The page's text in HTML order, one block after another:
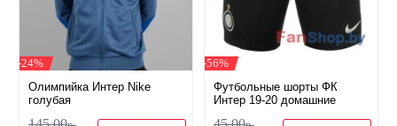
-24%
Олимпийка Интер Nike
голубая
-56%
Футбольные шорты ФК
Интер 19-20 домашние